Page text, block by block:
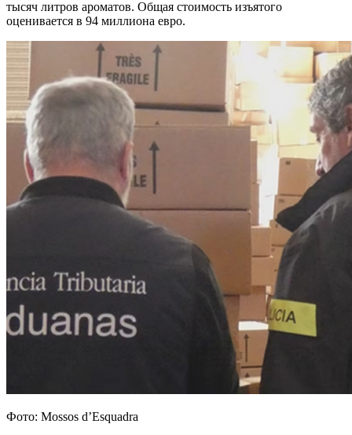
тысяч литров ароматов. Общая стоимость изъятого
оценивается в 94 миллиона евро.
Фото: Mossos d’Esquadra